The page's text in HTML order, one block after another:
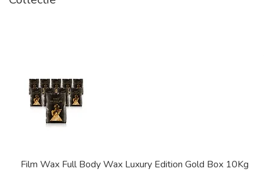
Film Wax Full Body Wax Luxury Edition Gold Box 10Kg